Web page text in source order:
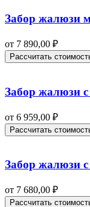
Забор жалюзи
от 7 890,00 ₽
Рассчитать
Забор жалюзи
от 6 959,00 ₽
Рассчитать
Забор жалюзи
от 7 680,00 ₽
Рассчитать